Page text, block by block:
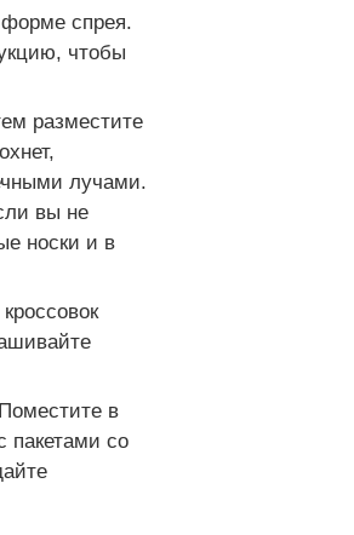
спрея.
чтобы
разместите
лучами.
вы не
носки и в
в
пакетами со